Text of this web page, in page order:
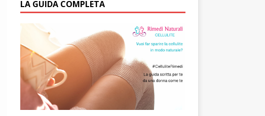
LA GUIDA COMPLETA